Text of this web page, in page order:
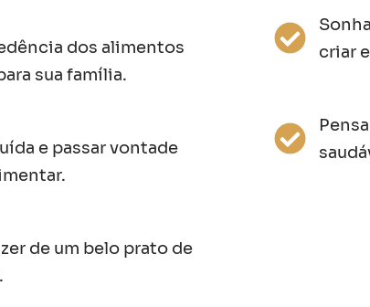
dos alimentos
sua família.
e passar vontade
de um belo prato de
criar